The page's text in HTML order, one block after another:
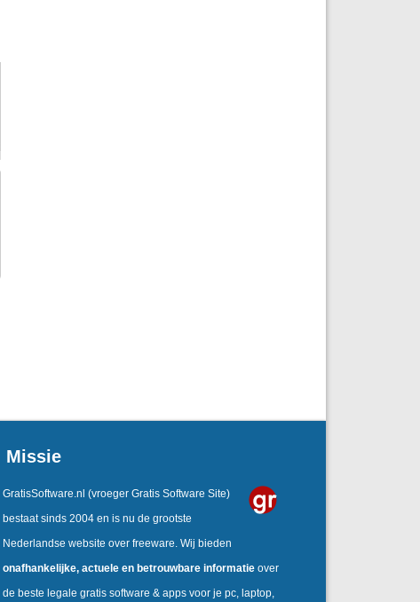
Missie
GratisSoftware.nl (vroeger Gratis Software Site)
bestaat sinds 2004 en is nu de grootste
Nederlandse website over freeware. Wij bieden
onafhankelijke, actuele en betrouwbare informatie over
de beste legale gratis software & apps voor je pc, laptop,